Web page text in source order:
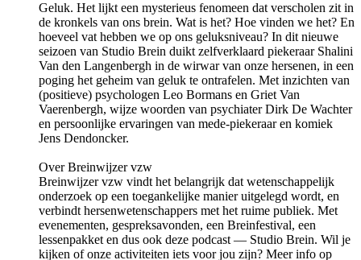
Geluk. Het lijkt een mysterieus fenomeen dat verscholen zit in
de kronkels van ons brein. Wat is het? Hoe vinden we het? En
hoeveel vat hebben we op ons geluksniveau? In dit nieuwe
seizoen van Studio Brein duikt zelfverklaard piekeraar Shalini
Van den Langenbergh in de wirwar van onze hersenen, in een
poging het geheim van geluk te ontrafelen. Met inzichten van
(positieve) psychologen Leo Bormans en Griet Van
Vaerenbergh, wijze woorden van psychiater Dirk De Wachter
en persoonlijke ervaringen van mede-piekeraar en komiek
Jens Dendoncker.
Over Breinwijzer vzw
Breinwijzer vzw vindt het belangrijk dat wetenschappelijk
onderzoek op een toegankelijke manier uitgelegd wordt, en
verbindt hersenwetenschappers met het ruime publiek. Met
evenementen, gespreksavonden, een Breinfestival, een
lessenpakket en dus ook deze podcast — Studio Brein. Wil je
kijken of onze activiteiten iets voor jou zijn? Meer info op